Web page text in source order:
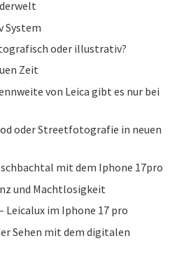
System
oder illustrativ?
Zeit
von Leica gibt es nur bei
oder Streetfotografie in neuen
mit dem Iphone 17pro
und Machtlosigkeit
Leicalux im Iphone 17 pro
Sehen mit dem digitalen